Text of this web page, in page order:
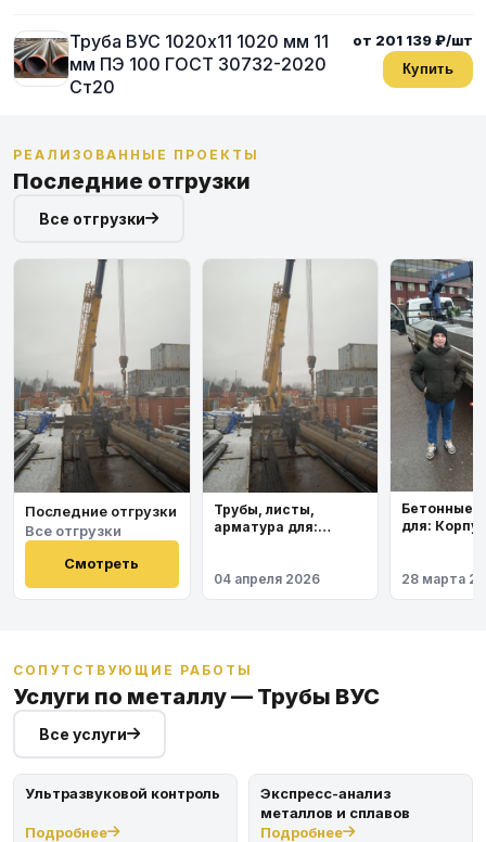
Труба ВУС 1020х11 1020 мм 11
мм ПЭ 100 ГОСТ 30732-2020
Ст20
от 201 139 ₽/шт
Купить
РЕАЛИЗОВАННЫЕ ПРОЕКТЫ
Последние отгрузки
Все отгрузки
Последние отгрузки
Все отгрузки
Смотреть
Трубы, листы,
арматура для:
04 апреля 2026
Бетонные
для:
28 марта
СОПУТСТВУЮЩИЕ РАБОТЫ
Услуги по металлу — Трубы ВУС
Все услуги
Ультразвуковой контроль
Подробнее
Экспресс-анализ
металлов и сплавов
Подробнее